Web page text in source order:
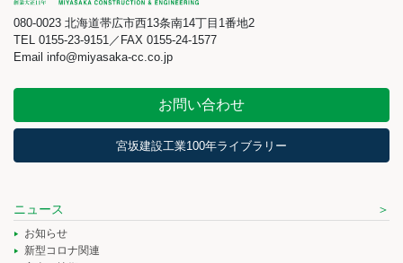
080-0023 北海道帯広市西13条南14丁目1番地2
TEL 0155-23-9151／FAX 0155-24-1577
Email info@miyasaka-cc.co.jp
お問い合わせ
宮坂建設工業100年ライブラリー
ニュース
お知らせ
新型コロナ関連